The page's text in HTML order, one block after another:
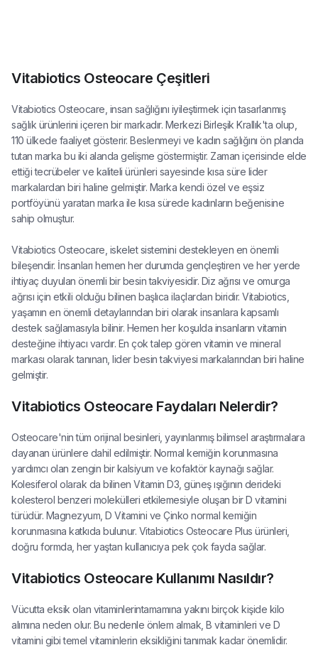
Vitabiotics Osteocare Çeşitleri
Vitabiotics Osteocare, insan sağlığını iyileştirmek için tasarlanmış
sağlık ürünlerini içeren bir markadır. Merkezi Birleşik Krallık'ta olup,
110 ülkede faaliyet gösterir. Beslenmeyi ve kadın sağlığını ön planda
tutan marka bu iki alanda gelişme göstermiştir. Zaman içerisinde elde
ettiği tecrübeler ve kaliteli ürünleri sayesinde kısa süre lider
markalardan biri haline gelmiştir. Marka kendi özel ve eşsiz
portföyünü yaratan marka ile kısa sürede kadınların beğenisine
sahip olmuştur.
Vitabiotics Osteocare, iskelet sistemini destekleyen en önemli
bileşendir. İnsanları hemen her durumda gençleştiren ve her yerde
ihtiyaç duyulan önemli bir besin takviyesidir. Diz ağrısı ve omurga
ağrısı için etkili olduğu bilinen başlıca ilaçlardan biridir. Vitabiotics,
yaşamın en önemli detaylarından biri olarak insanlara kapsamlı
destek sağlamasıyla bilinir. Hemen her koşulda insanların vitamin
desteğine ihtiyacı vardır. En çok talep gören vitamin ve mineral
markası olarak tanınan, lider besin takviyesi markalarından biri haline
gelmiştir.
Vitabiotics Osteocare Faydaları Nelerdir?
Osteocare'nin tüm orijinal besinleri, yayınlanmış bilimsel araştırmalara
dayanan ürünlere dahil edilmiştir. Normal kemiğin korunmasına
yardımcı olan zengin bir kalsiyum ve kofaktör kaynağı sağlar.
Kolesiferol olarak da bilinen Vitamin D3, güneş ışığının derideki
kolesterol benzeri molekülleri etkilemesiyle oluşan bir D vitamini
türüdür. Magnezyum, D Vitamini ve Çinko normal kemiğin
korunmasına katkıda bulunur. Vitabiotics Osteocare Plus ürünleri,
doğru formda, her yaştan kullanıcıya pek çok fayda sağlar.
Vitabiotics Osteocare Kullanımı Nasıldır?
Vücutta eksik olan vitaminlerintamamına yakını birçok kişide kilo
alımına neden olur. Bu nedenle önlem almak, B vitaminleri ve D
vitamini gibi temel vitaminlerin eksikliğini tanımak kadar önemlidir.